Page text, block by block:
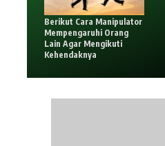
Berikut Cara Manipulator
Mempengaruhi Orang
Lain Agar Mengikuti
Kehendaknya